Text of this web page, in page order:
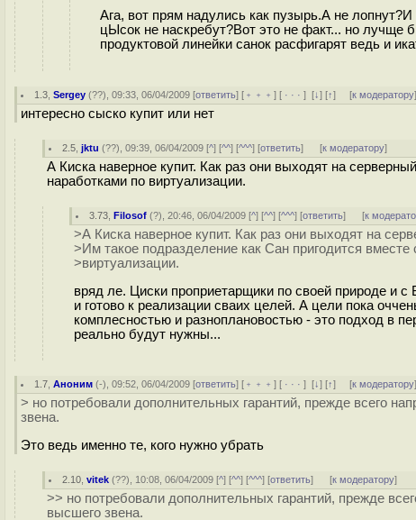
Ага, вот прям надулись как пузырь.А не
цЫсок не наскребут?Вот это не факт... но лучще
продуктовой линейки санок расфигарят ведь и
1.3 ,Sergey (??), 09:33, 06/04/2009 [ответить] [ ﹢﹢﹢] [ · · ·][↓] [↑] [к модератору]
интересно сыско купит или нет
2.5 ,jktu (??), 09:39, 06/04/2009 [^] [^^] [^^^] [ответить] [к модератору]
А Киска наверное купит. Как раз они выходят на
наработками по виртуализации.
3.73 ,Filosof (?), 20:46, 06/04/2009 [^] [^^] [^^^] [ответить] [к
>А Киска наверное купит. Как раз они выходят на
>Им такое подразделение как Сан пригодится вместе
>виртуализации.
вряд ле. Циски проприетарщики по своей природе и
и готово к реализации сваих целей. А цели пока
комплесностью и разноплановостью - это подход в
реально будут нужны...
1.7 ,Аноним (-), 09:52, 06/04/2009 [ответить] [ ﹢﹢﹢] [ · · ·][↓] [↑] [к модератору]
> но потребовали дополнительных гарантий, прежде всего
звена.
Это ведь именно те, кого нужно убрать
2.10 ,vitek (??), 10:08, 06/04/2009 [^] [^^] [^^^] [ответить] [к модератору]
>> но потребовали дополнительных гарантий, прежде
высшего звена.